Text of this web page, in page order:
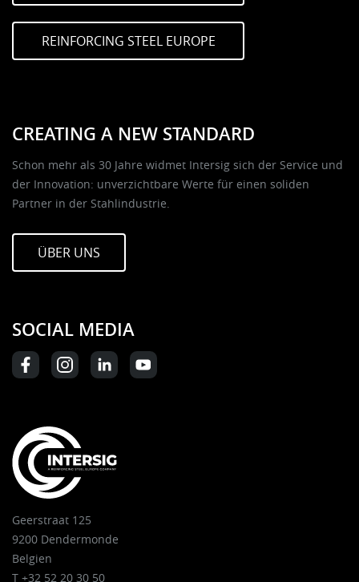
REINFORCING STEEL EUROPE
CREATING A NEW STANDARD
Schon mehr als 30 Jahre widmet Intersig sich der Service und
der Innovation: unverzichtbare Werte für einen soliden
Partner in der Stahlindustrie.
ÜBER UNS
SOCIAL MEDIA
Geerstraat 125
9200 Dendermonde
Belgien
T +32 52 20 30 50